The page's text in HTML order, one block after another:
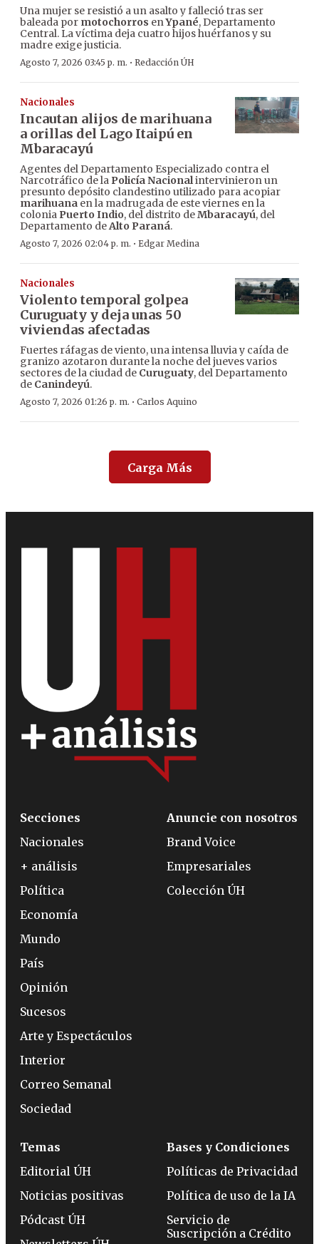
Una mujer se resistió a un asalto y falleció tras ser
baleada por motochorros enYpané, Departamento
Central. La víctima deja cuatro hijos huérfanos y su
madre exige justicia.
Agosto 7, 2026 03:45 p. m. · Redacción ÚH
Nacionales
Incautan alijos de marihuana
a orillas del Lago Itaipú en
Mbaracayú
Agentes del Departamento Especializado contra el
Narcotráfico de la Policía Nacionalintervinieron un
presunto depósito clandestino utilizado para acopiar
marihuana en la madrugada de este viernes en la
colonia Puerto Indio, del distrito deMbaracayú, del
Departamento deAlto Paraná.
Agosto 7, 2026 02:04 p. m. · Edgar Medina
Nacionales
Violento temporal golpea
Curuguaty y deja unas 50
viviendas afectadas
Fuertes ráfagas de viento, una intensa lluvia y caída de
granizo azotaron durante la noche del jueves varios
sectores de la ciudad de Curuguaty, del Departamento
de Canindeyú.
Agosto 7, 2026 01:26 p. m. · Carlos Aquino
Carga Más
Secciones
Nacionales
+ análisis
Política
Economía
Mundo
País
Opinión
Sucesos
Arte y Espectáculos
Interior
Correo Semanal
Sociedad
Anuncie con nosotros
Brand Voice
Empresariales
Colección ÚH
Temas
Editorial ÚH
Noticias positivas
Pódcast ÚH
Bases y Condiciones
Políticas de Privacidad
Política de uso de la IA
Servicio de
Suscripción a Crédito